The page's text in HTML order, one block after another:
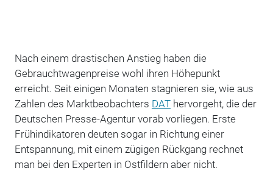
Nach einem drastischen Anstieg haben die
Gebrauchtwagenpreise wohl ihren Höhepunkt
erreicht. Seit einigen Monaten stagnieren sie, wie aus
Zahlen des Marktbeobachters DAThervorgeht, die der
Deutschen Presse-Agentur vorab vorliegen. Erste
Frühindikatoren deuten sogar in Richtung einer
Entspannung, mit einem zügigen Rückgang rechnet
man bei den Experten in Ostfildern aber nicht.